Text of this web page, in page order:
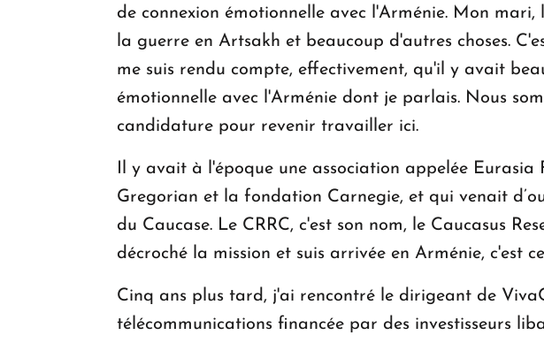
de connexion émotionnelle avec l'Arménie. Mon
la guerre en Artsakh et beaucoup d'autres choses.
me suis rendu compte, effectivement, qu'il y avait
émotionnelle avec l'Arménie dont je parlais. Nous
candidature pour revenir travailler ici.
Il y avait à l'époque une association appelée
Gregorian et la fondation Carnegie, et qui venait
du Caucase. Le CRRC, c'est son nom, le Caucasus
décroché la mission et suis arrivée en Arménie, c'est
Cinq ans plus tard, j'ai rencontré le dirigeant de
télécommunications financée par des investisseurs